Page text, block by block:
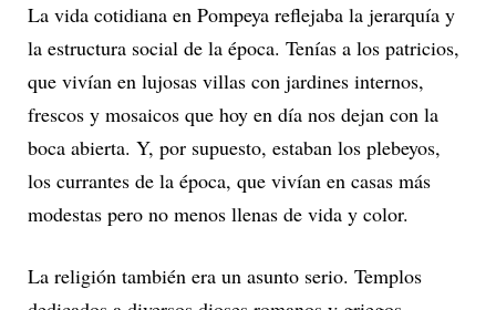
La vida cotidiana en Pompeya reflejaba la jerarquía y
la estructura social de la época. Tenías a los patricios,
que vivían en lujosas villas con jardines internos,
frescos y mosaicos que hoy en día nos dejan con la
boca abierta. Y, por supuesto, estaban los plebeyos,
los currantes de la época, que vivían en casas más
modestas pero no menos llenas de vida y color.
La religión también era un asunto serio. Templos